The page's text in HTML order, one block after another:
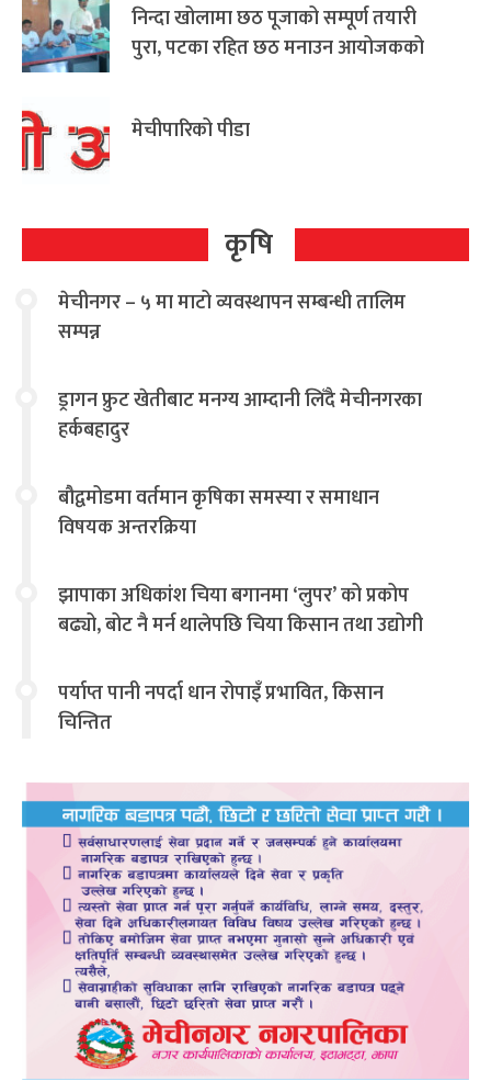
निन्दा खोलामा छठ पूजाको सम्पूर्ण तयारी
पुरा, पटका रहित छठ मनाउन आयोजकको
मेचीपारिको पीडा
कृषि
मेचीनगर – ५ मा माटो व्यवस्थापन सम्बन्धी तालिम
सम्पन्न
ड्रागन फ्रुट खेतीबाट मनग्य आम्दानी लिँदै मेचीनगरका
हर्कबहादुर
बौद्वमोडमा वर्तमान कृषिका समस्या र समाधान
विषयक अन्तरक्रिया
झापाका अधिकांश चिया बगानमा ‘लुपर’ को प्रकोप
बढ्यो, बोट नै मर्न थालेपछि चिया किसान तथा उद्योगी
पर्याप्त पानी नपर्दा धान रोपाइँ प्रभावित, किसान
चिन्तित